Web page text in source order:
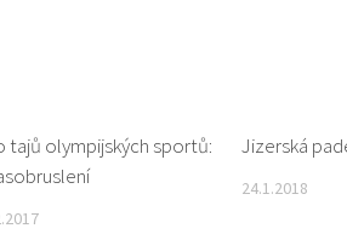
tajů olympijských sportů:
Jizerská
24.1.2018